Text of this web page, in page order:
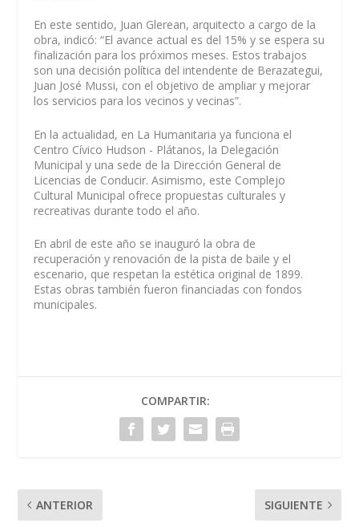
En este sentido, Juan Glerean, arquitecto a cargo de la
obra, indicó: “El avance actual es del 15% y se espera su
finalización para los próximos meses. Estos trabajos
son una decisión política del intendente de Berazategui,
Juan José Mussi, con el objetivo de ampliar y mejorar
los servicios para los vecinos y vecinas”.
En la actualidad, en La Humanitaria ya funciona el
Centro Cívico Hudson - Plátanos, la Delegación
Municipal y una sede de la Dirección General de
Licencias de Conducir. Asimismo, este Complejo
Cultural Municipal ofrece propuestas culturales y
recreativas durante todo el año.
En abril de este año se inauguró la obra de
recuperación y renovación de la pista de baile y el
escenario, que respetan la estética original de 1899.
Estas obras también fueron financiadas con fondos
municipales.
COMPARTIR:
ANTERIOR SIGUIENTE